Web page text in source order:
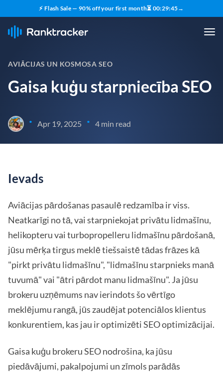
⚡ Flash Sale — 90% off your first month⏳ 00:29:44→
AVIĀCIJAS UN KOSMOSA SEO
Gaisa kuģu starpniecība SEO
• Apr 19, 2025 • 4 min read
Ievads
Aviācijas pārdošanas pasaulē redzamība ir viss.
Neatkarīgi no tā, vai starpniekojat privātu lidmašīnu,
helikopteru vai turbopropelleru lidmašīnu pārdošanā,
jūsu mērķa tirgus meklē tiešsaistē tādas frāzes kā
"pirkt privātu lidmašīnu", "lidmašīnu starpnieks manā
tuvumā" vai "ātri pārdot manu lidmašīnu". Ja jūsu
brokeru uzņēmums nav ierindots šo vērtīgo
meklējumu rangā, jūs zaudējat potenciālos klientus
konkurentiem, kas jau ir optimizēti SEO optimizācijai.
Gaisa kuģu brokeru SEO nodrošina, ka jūsu
piedāvājumi, pakalpojumi un zīmols parādās